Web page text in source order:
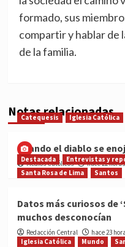
formado, sus
compartir y hablar de
de la familia.
Notas relacionadas
Catequesis Iglesia Católica
Cuando el diablo se
Medios Católicos hace 22
Destacada Entrevistas y
Santa Rosa de Lima
Santos
Datos más curiosos de
muchos desconocían
Redacción Central
hace 23
Iglesia Católica
Mundo